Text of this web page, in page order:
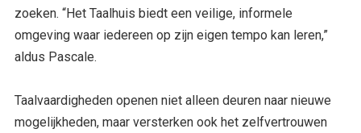
zoeken. “Het Taalhuis biedt een veilige, informele
omgeving waar iedereen op zijn eigen tempo kan leren,”
aldus Pascale.
Taalvaardigheden openen niet alleen deuren naar nieuwe
mogelijkheden, maar versterken ook het zelfvertrouwen